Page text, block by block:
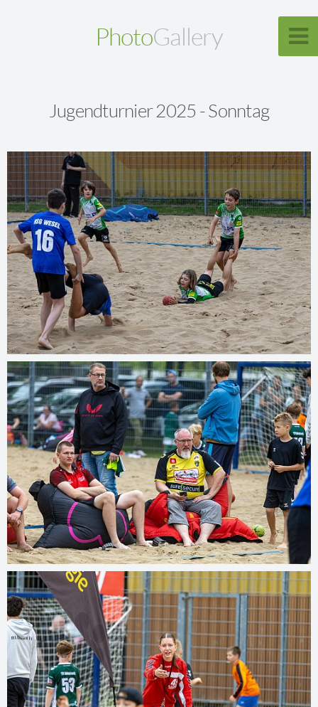
PhotoGallery
Jugendturnier 2025 - Sonntag